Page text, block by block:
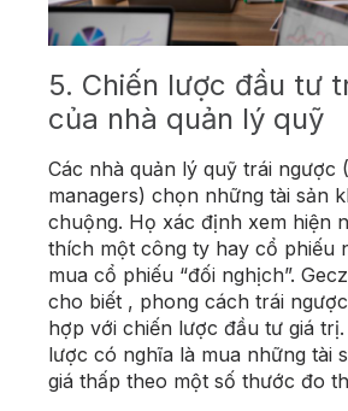
5. Chiến lược đầu tư
của nhà quản lý quỹ
Các nhà quản lý quỹ trái ngược
managers) chọn những tài sản
chuộng. Họ xác định xem hiện
thích một công ty hay cổ phiếu
mua cổ phiếu “đối nghịch”.
cho biết , phong cách trái
hợp với chiến lược đầu tư giá
lược có nghĩa là mua những tài
giá thấp theo một số thước đo